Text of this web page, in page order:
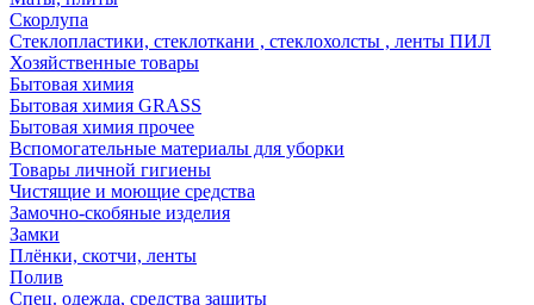
Скорлупа
Стеклопластики, стеклоткани , стеклохолсты , ленты ПИЛ
Хозяйственные товары
Бытовая химия
Бытовая химия GRASS
Бытовая химия прочее
Вспомогательные материалы для уборки
Товары личной гигиены
Чистящие и моющие средства
Замочно-скобяные изделия
Замки
Плёнки, скотчи, ленты
Полив
Спец. одежда, средства защиты